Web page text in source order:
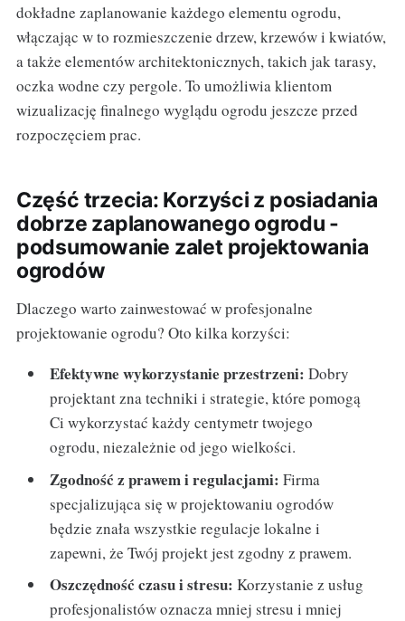
dokładne zaplanowanie każdego elementu ogrodu,
włączając w to rozmieszczenie drzew, krzewów i kwiatów,
a także elementów architektonicznych, takich jak tarasy,
oczka wodne czy pergole. To umożliwia klientom
wizualizację finalnego wyglądu ogrodu jeszcze przed
rozpoczęciem prac.
Część trzecia: Korzyści z posiadania
dobrze zaplanowanego ogrodu -
podsumowanie zalet projektowania
ogrodów
Dlaczego warto zainwestować w profesjonalne
projektowanie ogrodu? Oto kilka korzyści:
Efektywne wykorzystanie przestrzeni: Dobry
projektant zna techniki i strategie, które pomogą
Ci wykorzystać każdy centymetr twojego
ogrodu, niezależnie od jego wielkości.
Zgodność z prawem i regulacjami: Firma
specjalizująca się w projektowaniu ogrodów
będzie znała wszystkie regulacje lokalne i
zapewni, że Twój projekt jest zgodny z prawem.
Oszczędność czasu i stresu: Korzystanie z usług
profesjonalistów oznacza mniej stresu i mniej